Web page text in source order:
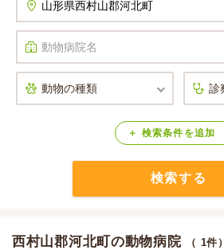
口コミ検索
Calooペットとは？ 検索条件 を追加
検索する
西村山郡河北町の動物病院 （ 1件）